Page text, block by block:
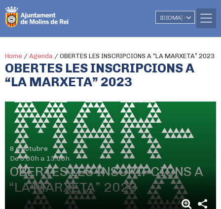
IDIOMA ▼
Home / Agenda / OBERTES LES INSCRIPCIONS A “LA MARXETA” 2023
OBERTES LES INSCRIPCIONS A
“LA MARXETA” 2023
8 d'octubre
De 9.00h a 13.00h
OBERTES LES INSCRIPCIONS A
“LA MARXETA” 2023